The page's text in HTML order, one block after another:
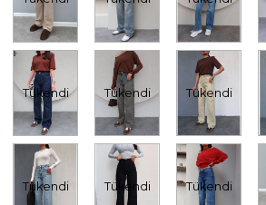
Tükendi Tükendi Tükendi
Tükendi Tükendi Tükendi